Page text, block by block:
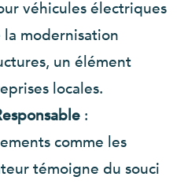
véhicules électriques
modernisation
un élément
locales.
:
comme les
témoigne du souci